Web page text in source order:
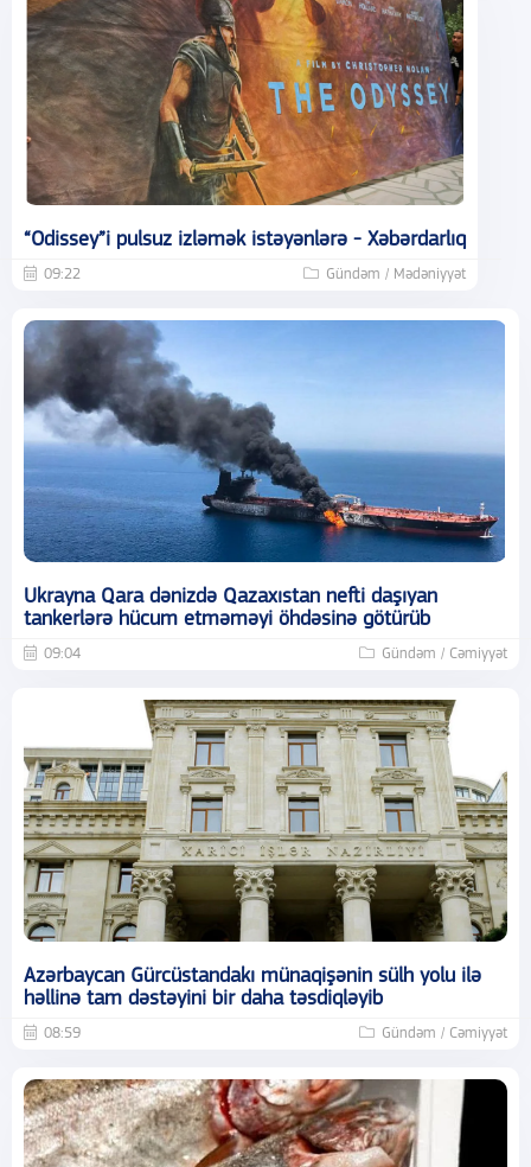
“Odissey”i pulsuz izləmək istəyənlərə - Xəbərdarlıq
09:22 Gündəm / Mədəniyyət
Ukrayna Qara dənizdə Qazaxıstan nefti daşıyan
tankerlərə hücum etməməyi öhdəsinə götürüb
09:04 Gündəm / Cəmiyyət
Azərbaycan Gürcüstandakı münaqişənin sülh yolu ilə
həllinə tam dəstəyini bir daha təsdiqləyib
08:59 Gündəm / Cəmiyyət